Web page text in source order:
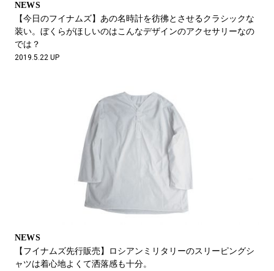
NEWS
【今日のフイナムズ】あの名時計を彷彿とさせるクラシックな
装い。ぼくらがほしいのはこんなデザインのアクセサリーなの
では？
2019.5.22 UP
NEWS
【フイナムズ先行販売】ロシアンミリタリーのスリーピングシ
ャツは着心地よくて洒落感も十分。